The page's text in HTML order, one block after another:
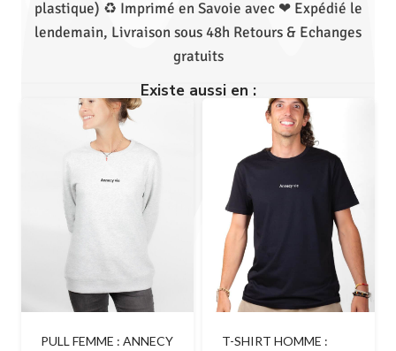
plastique) ♻ Imprimé en Savoie avec ❤ Expédié le
lendemain, Livraison sous 48h Retours & Echanges
gratuits
Existe aussi en :
PULL FEMME : ANNECY
T-SHIRT HOMME :